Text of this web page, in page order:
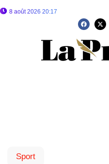
8 août 2026 20:17
Sport